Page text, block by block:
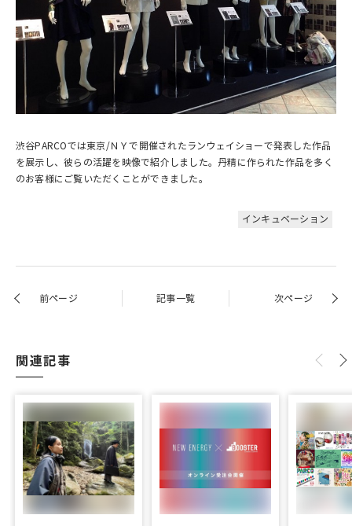
渋谷PARCOでは東京/ＮＹで開催されたランウェイショーで発表した作品
を展示し、彼らの活躍を映像で紹介しました。丹精に作られた作品を多く
のお客様にご覧いただくことができました。
インキュベーション
前ページ 記事一覧 次ページ
関連記事